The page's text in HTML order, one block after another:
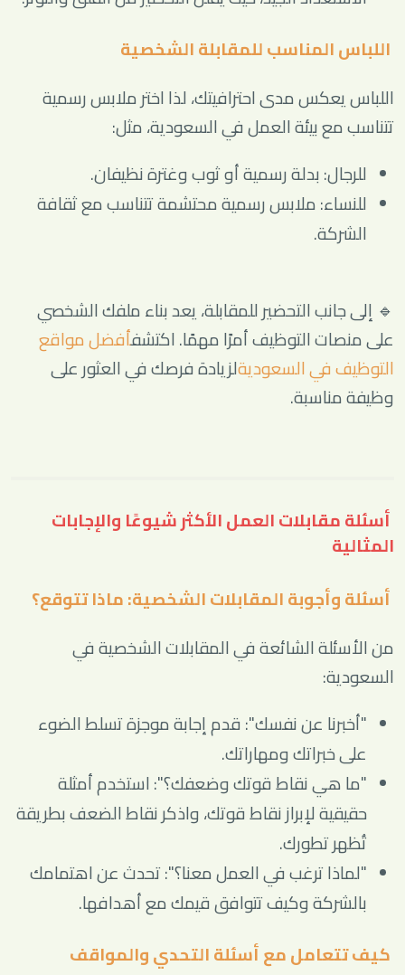
اللباس المناسب للمقابلة الشخصية
اللباس يعكس مدى احترافيتك، لذا اختر ملابس رسمية
تتناسب مع بيئة العمل في السعودية، مثل:
للرجال: بدلة رسمية أو ثوب وغترة نظيفان.
للنساء: ملابس رسمية محتشمة تتناسب مع ثقافة
الشركة.
🔹 إلى جانب التحضير للمقابلة، يعد بناء ملفك الشخصي
على منصات التوظيف أمرًا مهمًا. اكتشفأفضل مواقع
التوظيف في السعوديةلزيادة فرصك في العثور على
وظيفة مناسبة.
أسئلة مقابلات العمل الأكثر شيوعًا والإجابات
المثالية
أسئلة وأجوبة المقابلات الشخصية: ماذا تتوقع؟
من الأسئلة الشائعة في المقابلات الشخصية في
السعودية:
"أخبرنا عن نفسك": قدم إجابة موجزة تسلط الضوء
على خبراتك ومهاراتك.
"ما هي نقاط قوتك وضعفك؟": استخدم أمثلة
حقيقية لإبراز نقاط قوتك، واذكر نقاط الضعف بطريقة
تُظهر تطورك.
"لماذا ترغب في العمل معنا؟": تحدث عن اهتمامك
بالشركة وكيف تتوافق قيمك مع أهدافها.
كيف تتعامل مع أسئلة التحدي والمواقف